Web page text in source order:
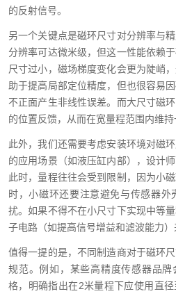
的反射信号。
另一个关键点是磁环尺寸对分辨率与
分辨率可达微米级，但这一性能依赖
尺寸过小，磁场梯度变化会更为陡峭
助于提高局部定位精度，但也很容易
不正面产生非线性误差。而大尺寸磁
的位置反馈，从而在宽量程范围内维持
此外，我们还需要考虑安装环境对磁
的应用场景（如液压缸内部），设计
此时，量程往往会受到限制，因为小
时，小磁环还要注意避免与传感器
扰。如果不得不在小尺寸下实现中等
子电路（如提高信号增益和滤波能力）
值得一提的是，不同制造商对于磁环
规范。例如，某些高精度传感器品牌
格，明确指出在2米量程下应使用直